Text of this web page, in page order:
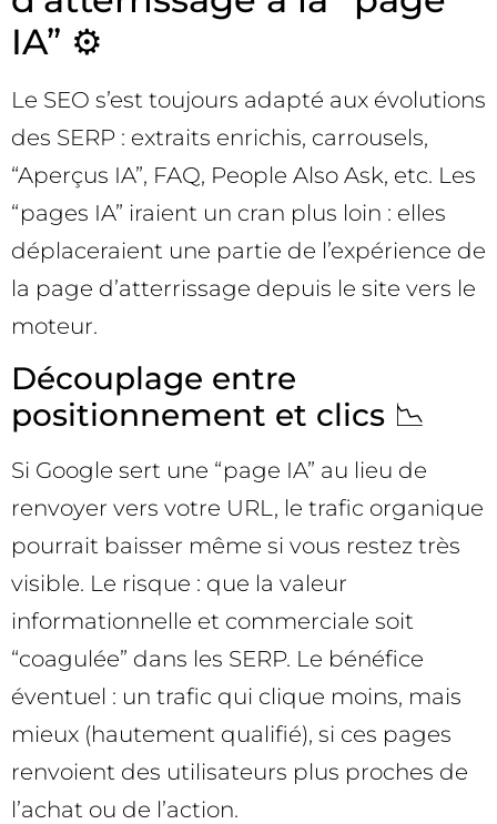
IA” ⚙️
Le SEO s’est toujours adapté aux évolutions
des SERP : extraits enrichis, carrousels,
“Aperçus IA”, FAQ, People Also Ask, etc. Les
“pages IA” iraient un cran plus loin : elles
déplaceraient une partie de l’expérience de
la page d’atterrissage depuis le site vers le
moteur.
Découplage entre
positionnement et clics 📉
Si Google sert une “page IA” au lieu de
renvoyer vers votre URL, le trafic organique
pourrait baisser même si vous restez très
visible. Le risque : que la valeur
informationnelle et commerciale soit
“coagulée” dans les SERP. Le bénéfice
éventuel : un trafic qui clique moins, mais
mieux (hautement qualifié), si ces pages
renvoient des utilisateurs plus proches de
l’achat ou de l’action.